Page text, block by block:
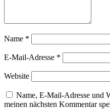
Name *
E-Mail-Adresse *
Website
Name, E-Mail-Adresse und
meinen nächsten Kommentar